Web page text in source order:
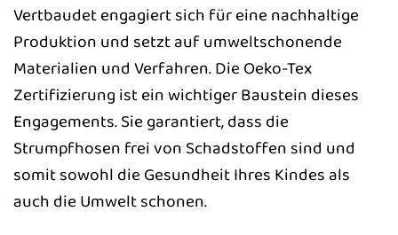
Vertbaudet engagiert sich für eine nachhaltige
Produktion und setzt auf umweltschonende
Materialien und Verfahren. Die Oeko-Tex
Zertifizierung ist ein wichtiger Baustein dieses
Engagements. Sie garantiert, dass die
Strumpfhosen frei von Schadstoffen sind und
somit sowohl die Gesundheit Ihres Kindes als
auch die Umwelt schonen.